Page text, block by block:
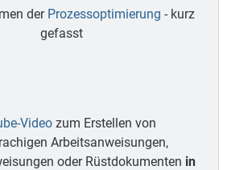
der Prozessoptimierung - kurz
gefasst
Video zum Erstellen von
Arbeitsanweisungen,
oder Rüstdokumenten in